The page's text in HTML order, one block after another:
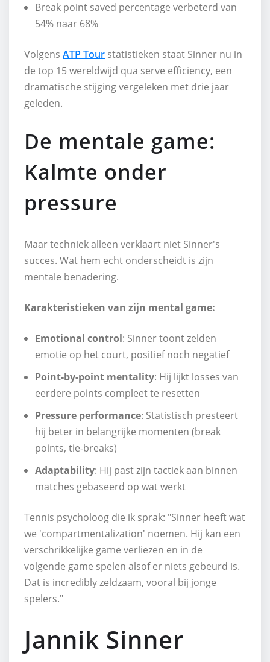
Break point saved percentage verbeterd van
54% naar 68%
Volgens ATP Tour statistieken staat Sinner nu in
de top 15 wereldwijd qua serve efficiency, een
dramatische stijging vergeleken met drie jaar
geleden.
De mentale game:
Kalmte onder
pressure
Maar techniek alleen verklaart niet Sinner's
succes. Wat hem echt onderscheidt is zijn
mentale benadering.
Karakteristieken van zijn mental game:
Emotional control: Sinner toont zelden
emotie op het court, positief noch negatief
Point-by-point mentality: Hij lijkt losses van
eerdere points compleet te resetten
Pressure performance: Statistisch presteert
hij beter in belangrijke momenten (break
points, tie-breaks)
Adaptability: Hij past zijn tactiek aan binnen
matches gebaseerd op wat werkt
Tennis psycholoog die ik sprak: "Sinner heeft wat
we 'compartmentalization' noemen. Hij kan een
verschrikkelijke game verliezen en in de
volgende game spelen alsof er niets gebeurd is.
Dat is incredibly zeldzaam, vooral bij jonge
spelers."
Jannik Sinner